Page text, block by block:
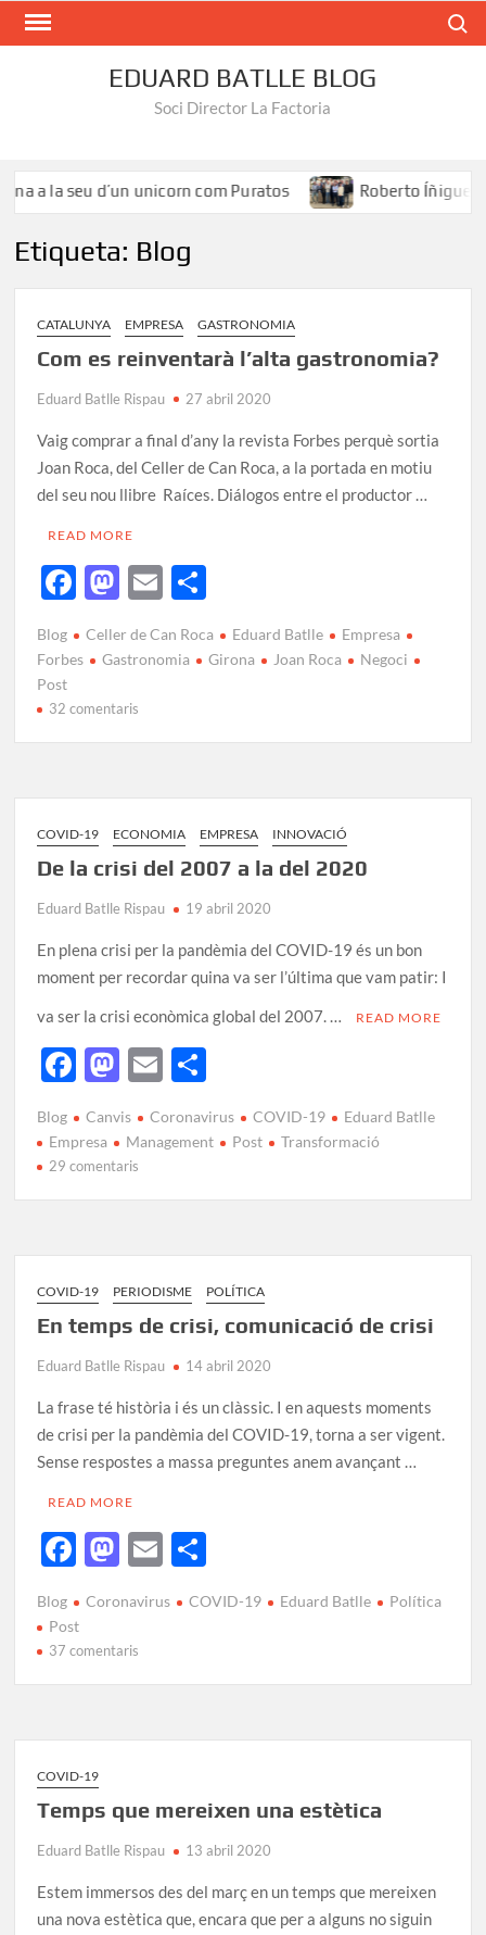
EDUARD BATLLE BLOG
Soci Director La Factoria
la seu d’un unicorn com Puratos Roberto Íñiguez: «El
Etiqueta: Blog
CATALUNYA EMPRESA GASTRONOMIA
Com es reinventarà l’alta gastronomia?
Eduard Batlle Rispau 27 abril 2020
Vaig comprar a final d’any la revista Forbes perquè sortia
Joan Roca, del Celler de Can Roca, a la portada en motiu
del seu nou llibre Raíces. Diálogos entre el productor …
READ MORE
F
e
o
o
k
M
to
o
n
E
ail m
te
ix
Blog Celler de Can Roca Eduard Batlle
Empresa
Forbes
Gastronomia Girona Joan Roca
Negoci
Post
32 comentaris
COVID-19 ECONOMIA EMPRESA INNOVACIÓ
De la crisi del 2007 a la del 2020
Eduard Batlle Rispau 19 abril 2020
En plena crisi per la pandèmia del COVID-19 és un bon
moment per recordar quina va ser l’última que vam patir: I
va ser la crisi econòmica global del 2007. …
READ MORE
F
e
b
o
M
to
d
o
E
ail m
ar
Blog Canvis Coronavirus COVID-19
Eduard Batlle
Empresa
Management Post Transformació
29 comentaris
COVID-19 PERIODISME POLÍTICA
En temps de crisi, comunicació de crisi
Eduard Batlle Rispau 14 abril 2020
La frase té història i és un clàssic. I en aquests moments
de crisi per la pandèmia del COVID-19, torna a ser vigent.
Sense respostes a massa preguntes anem avançant …
READ MORE
F
e
b
o
M
to
d
o
E
ail m
ar
Blog Coronavirus COVID-19 Eduard Batlle
Política
Post
37 comentaris
COVID-19
Temps que mereixen una estètica
Eduard Batlle Rispau 13 abril 2020
Estem immersos des del març en un temps que mereixen
una nova estètica que, encara que per a alguns no siguin